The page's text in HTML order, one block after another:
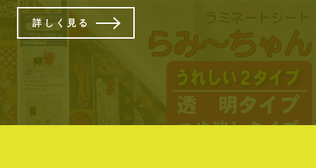
詳しく見る